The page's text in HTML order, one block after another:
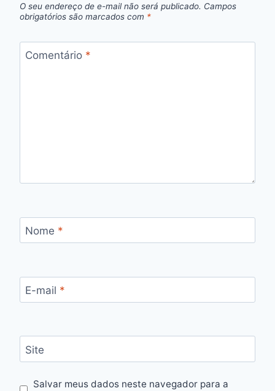
O seu endereço de e-mail não será publicado. Campos
obrigatórios são marcados com *
Comentário *
Nome *
E-mail *
Site
Salvar meus dados neste navegador para a